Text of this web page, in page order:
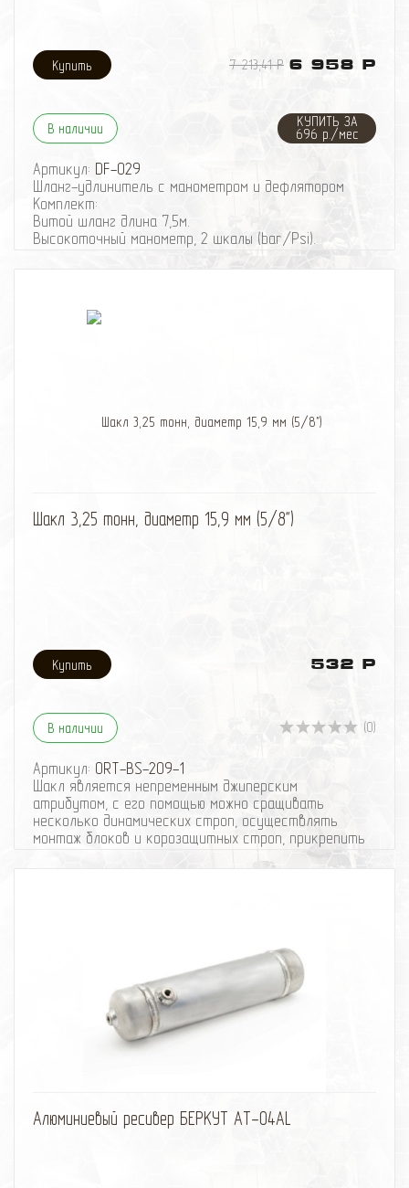
7 213,41 Р 6 958 Р
В наличии
КУПИТЬ ЗА
696 р./мес
Артикул: DF-029
Шланг-удлинитель с манометром и дефлятором
Комплект:
Витой шланг длина 7,5м.
Высокоточный манометр, 2 шкалы (bar/Psi).
Дополнительные наконечники для резиновых
Сумка для хранения и переноски.
Шкала до 7Атм.
поставляется в отдельной сумке, снабжен
быстросъемным байпасовым соединением.
Шакл 3,25 тонн, диаметр 15,9 мм (5/8")
532 Р
В наличии (0)
Артикул: ORT-BS-209-1
Шакл является непременным джиперским
атрибутом, с его помощью можно сращивать
несколько динамических строп, осуществлять
монтаж блоков и корозащитных строп, прикрепить
Минимальное количество на машину - 2 шакла.
Алюминиевый ресивер БЕРКУТ AT-04AL